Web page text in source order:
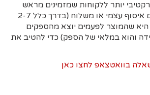
יותר ללקוחות שמזמינים מראש
דרך האתר וקובעים איסוף עצמי או משלוח (בדרך כלל 2-7
שהמוצר לפעמים יוצא מהספקים
והוא במלאי של הספק) כדי להטיב את
בוואטצאפ לחצו כאן